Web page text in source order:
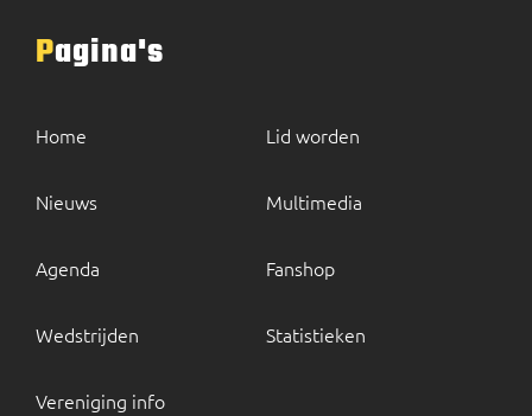
Pagina's
Home
Nieuws
Agenda
Wedstrijden
Vereniging info
Lid worden
Multimedia
Fanshop
Statistieken